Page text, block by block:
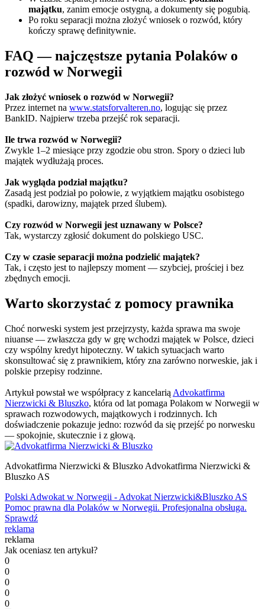
majątku, zanim emocje ostygną, a dokumenty się pogubią.
Po roku separacji można złożyć wniosek o rozwód, który
kończy sprawę definitywnie.
FAQ — najczęstsze pytania Polaków o
rozwód w Norwegii
Jak złożyć wniosek o rozwód w Norwegii?
Przez internet na www.statsforvalteren.no, logując się przez
BankID. Najpierw trzeba przejść rok separacji.
Ile trwa rozwód w Norwegii?
Zwykle 1–2 miesiące przy zgodzie obu stron. Spory o dzieci lub
majątek wydłużają proces.
Jak wygląda podział majątku?
Zasadą jest podział po połowie, z wyjątkiem majątku osobistego
(spadki, darowizny, majątek przed ślubem).
Czy rozwód w Norwegii jest uznawany w Polsce?
Tak, wystarczy zgłosić dokument do polskiego USC.
Czy w czasie separacji można podzielić majątek?
Tak, i często jest to najlepszy moment — szybciej, prościej i bez
zbędnych emocji.
Warto skorzystać z pomocy prawnika
Choć norweski system jest przejrzysty, każda sprawa ma swoje
niuanse — zwłaszcza gdy w grę wchodzi majątek w Polsce, dzieci
czy wspólny kredyt hipoteczny. W takich sytuacjach warto
skonsultować się z prawnikiem, który zna zarówno norweskie, jak i
polskie przepisy rodzinne.
Artykuł powstał we współpracy z kancelarią Advokatfirma
Nierzwicki & Bluszko, która od lat pomaga Polakom w Norwegii w
sprawach rozwodowych, majątkowych i rodzinnych. Ich
doświadczenie pokazuje jedno: rozwód da się przejść po norwesku
— spokojnie, skutecznie i z głową.
Advokatfirma Nierzwicki & Bluszko Advokatfirma Nierzwicki &
Bluszko AS
Polski Adwokat w Norwegii - Advokat Nierzwicki&Bluszko AS
Pomoc prawna dla Polaków w Norwegii. Profesjonalna obsługa.
Sprawdź
reklama
reklama
Jak oceniasz ten artykuł?
0
0
0
0
0